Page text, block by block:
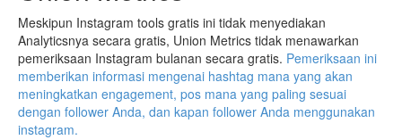
Meskipun Instagram tools gratis ini tidak menyediakan
Analyticsnya secara gratis, Union Metrics tidak menawarkan
pemeriksaan Instagram bulanan secara gratis. Pemeriksaan ini
memberikan informasi mengenai hashtag mana yang akan
meningkatkan engagement, pos mana yang paling sesuai
dengan follower Anda, dan kapan follower Anda menggunakan
instagram.